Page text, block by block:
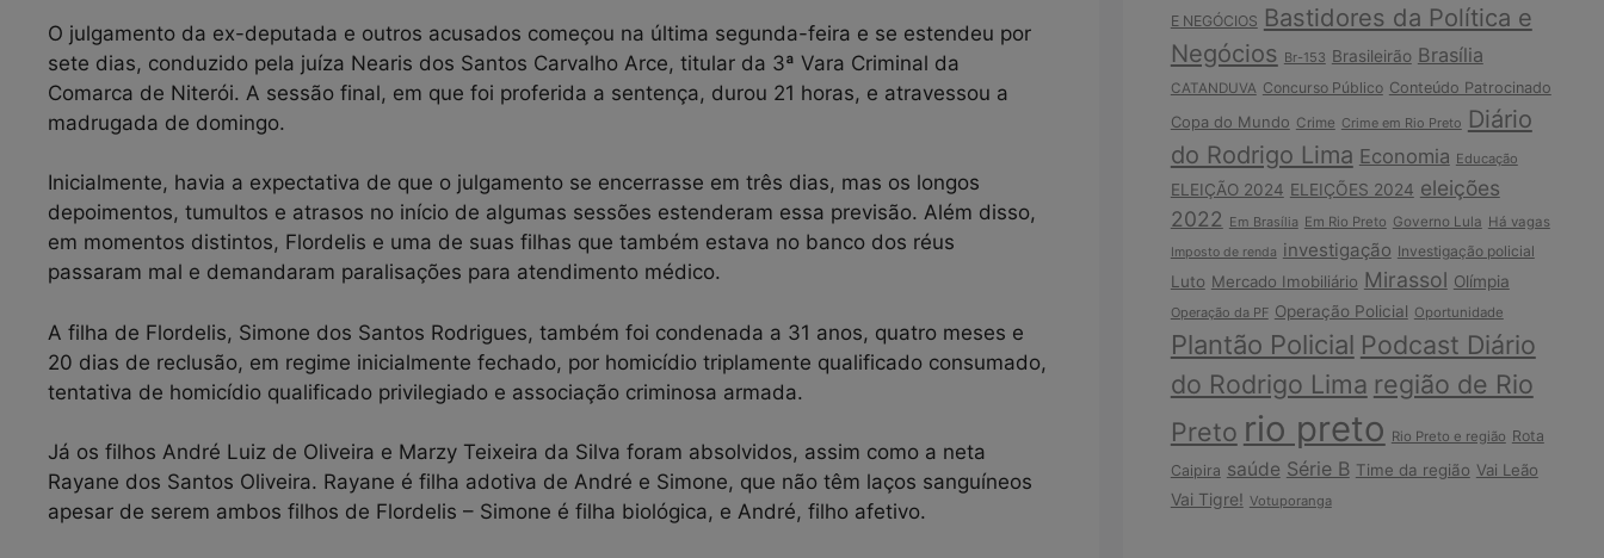
O julgamento da ex-deputada e outros acusados começou na última segunda-feira e se estendeu por
sete dias, conduzido pela juíza Nearis dos Santos Carvalho Arce, titular da 3ª Vara Criminal da
Comarca de Niterói. A sessão final, em que foi proferida a sentença, durou 21 horas, e atravessou a
madrugada de domingo.
Inicialmente, havia a expectativa de que o julgamento se encerrasse em três dias, mas os longos
depoimentos, tumultos e atrasos no início de algumas sessões estenderam essa previsão. Além disso,
em momentos distintos, Flordelis e uma de suas filhas que também estava no banco dos réus
passaram mal e demandaram paralisações para atendimento médico.
A filha de Flordelis, Simone dos Santos Rodrigues, também foi condenada a 31 anos, quatro meses e
20 dias de reclusão, em regime inicialmente fechado, por homicídio triplamente qualificado consumado,
tentativa de homicídio qualificado privilegiado e associação criminosa armada.
Já os filhos André Luiz de Oliveira e Marzy Teixeira da Silva foram absolvidos, assim como a neta
Rayane dos Santos Oliveira. Rayane é filha adotiva de André e Simone, que não têm laços sanguíneos
apesar de serem ambos filhos de Flordelis – Simone é filha biológica, e André, filho afetivo.
E NEGÓCIOS Bastidores da Política e
Negócios Br-153 Brasileirão Brasília
CATANDUVA Concurso Público Conteúdo Patrocinado
Copa do Mundo Crime Crime em Rio Preto Diário
do Rodrigo Lima Economia Educação
ELEIÇÃO 2024 ELEIÇÕES 2024 eleições
2022 Em Brasília Em Rio Preto Governo Lula Há vagas
Imposto de renda investigação Investigação policial
Luto Mercado Imobiliário Mirassol Olímpia
Operação da PF Operação Policial Oportunidade
Plantão Policial Podcast Diário
do Rodrigo Lima região de Rio
Preto rio preto Rio Preto e região Rota
Caipira saúde Série B Time da região Vai Leão
Vai Tigre! Votuporanga